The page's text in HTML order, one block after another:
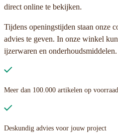
direct online te bekijken.
Tijdens openingstijden staan onze
advies te geven. In onze winkel
ijzerwaren en onderhoudsmiddelen.
Meer dan 100.000 artikelen op voorraad
Deskundig advies voor jouw project